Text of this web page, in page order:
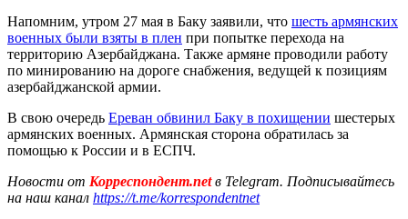
Напомним, утром 27 мая в Баку заявили, что шесть армянских
военных были взяты в плен при попытке перехода на
территорию Азербайджана. Также армяне проводили работу
по минированию на дороге снабжения, ведущей к позициям
азербайджанской армии.
В свою очередь Ереван обвинил Баку в похищении шестерых
армянских военных. Армянская сторона обратилась за
помощью к России и в ЕСПЧ.
Новости от Корреспондент.netв Telegram. Подписывайтесь
на наш канал https://t.me/korrespondentnet